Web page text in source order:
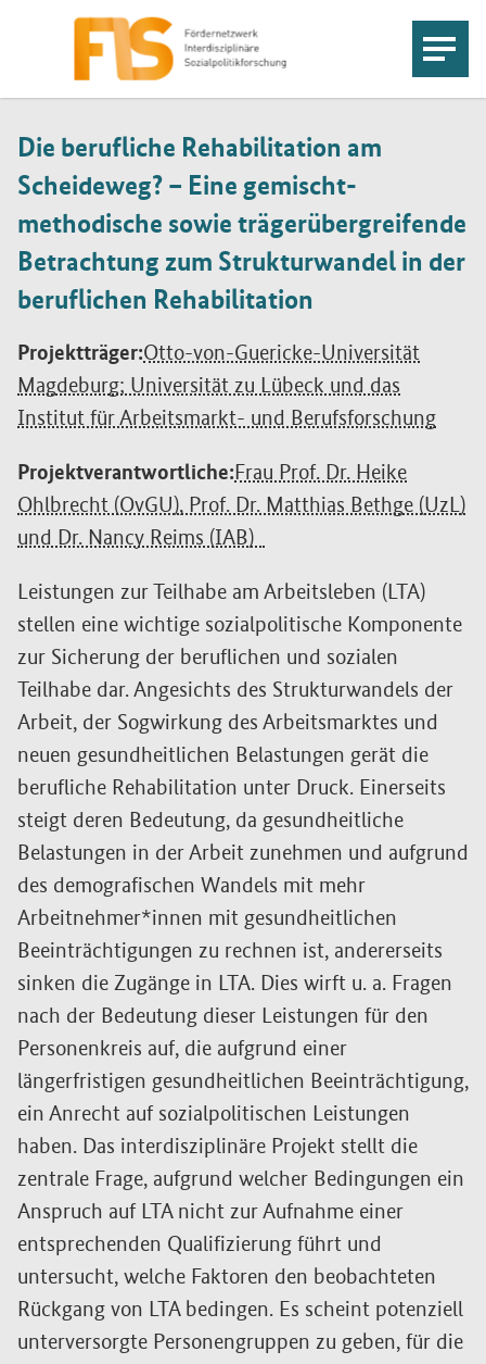
Die berufliche Rehabilitation am
Scheideweg? – Eine gemischt-
methodische sowie trägerübergreifende
Betrachtung zum Strukturwandel in der
beruflichen Rehabilitation
Projektträger:Otto-von-Guericke-Universität
Magdeburg; Universität zu Lübeck und das
Institut für Arbeitsmarkt- und Berufsforschung
Projektverantwortliche:Frau Prof. Dr. Heike
Ohlbrecht (OvGU), Prof. Dr. Matthias Bethge (UzL)
und Dr. Nancy Reims (IAB)
Leistungen zur Teilhabe am Arbeitsleben (LTA)
stellen eine wichtige sozialpolitische Komponente
zur Sicherung der beruflichen und sozialen
Teilhabe dar. Angesichts des Strukturwandels der
Arbeit, der Sogwirkung des Arbeitsmarktes und
neuen gesundheitlichen Belastungen gerät die
berufliche Rehabilitation unter Druck. Einerseits
steigt deren Bedeutung, da gesundheitliche
Belastungen in der Arbeit zunehmen und aufgrund
des demografischen Wandels mit mehr
Arbeitnehmer*innen mit gesundheitlichen
Beeinträchtigungen zu rechnen ist, andererseits
sinken die Zugänge in LTA. Dies wirft u. a. Fragen
nach der Bedeutung dieser Leistungen für den
Personenkreis auf, die aufgrund einer
längerfristigen gesundheitlichen Beeinträchtigung,
ein Anrecht auf sozialpolitischen Leistungen
haben. Das interdisziplinäre Projekt stellt die
zentrale Frage, aufgrund welcher Bedingungen ein
Anspruch auf LTA nicht zur Aufnahme einer
entsprechenden Qualifizierung führt und
untersucht, welche Faktoren den beobachteten
Rückgang von LTA bedingen. Es scheint potenziell
unterversorgte Personengruppen zu geben, für die